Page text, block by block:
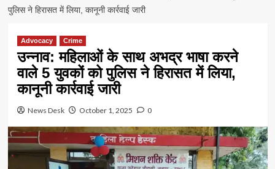
पुलिस ने हिरासत में लिया, कानूनी कार्रवाई जारी
Advocacy Crime
उन्नाव: महिलाओं के साथ अभद्र भाषा करने
वाले 5 युवकों को पुलिस ने हिरासत में लिया,
कानूनी कार्रवाई जारी
News Desk October 1, 2025 0